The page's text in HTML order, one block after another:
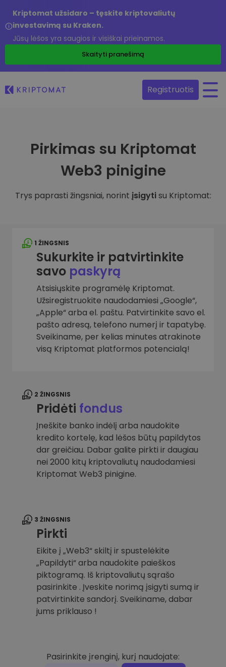
Kriptomat užsidaro – tęskite kriptovaliutų
investavimą su Kraken.
Jūsų lėšos yra saugios ir visiškai prieinamos.
Skaityti pranešimą
Registruotis
Pirkimas su Kriptomat
Web3 pinigine
Trys paprasti žingsniai, norint įsigytisu Kriptomat:
1 ŽINGSNIS
Sukurkite ir patvirtinkite
savo paskyrą
Atsisiųskite programėlę Kriptomat.
Užsiregistruokite naudodamiesi „Google“,
„Apple“ arba el. paštu. Patvirtinkite savo el.
pašto adresą, telefono numerį ir tapatybę.
Sveikiname, per kelias minutes atrakinote
visą Kriptomat platformos potencialą!
2 ŽINGSNIS
Pridėti fondus
Įneškite banko indėlį arba naudokite
kredito kortelę, kad lėšos būtų papildytos
dar greičiau. Dabar galite pirkti ir daugiau
nei 2000 kitų kriptovaliutų naudodamiesi
Kriptomat Web3 pinigine.
3 ŽINGSNIS
Pirkti
Eikite į „Web3“ skiltį ir spustelėkite
„Papildyti“ arba naudokite paieškos
piktogramą. Iš kriptovaliutų sąrašo
pasirinkite . Įveskite norimą įsigyti sumą ir
patvirtinkite sandorį. Sveikiname, dabar
jums priklauso !
Pasirinkite įrenginį, kurį naudojate: